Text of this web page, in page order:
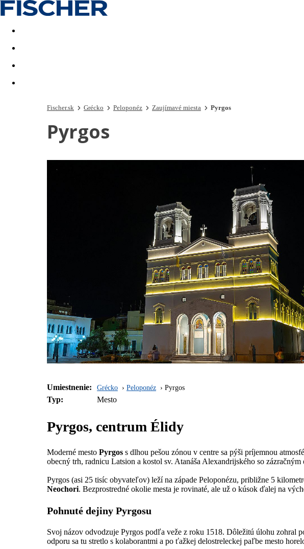
Last minute Dovolenkové kluby
Fischer.sk Grécko Peloponéz Zaujímavé miesta Pyrgos
Pyrgos
Umiestnenie: Grécko Peloponéz Pyrgos
Typ: Mesto
Pyrgos, centrum Élidy
Moderné mesto Pyrgos s dlhou pešou zónou v centre sa pýši príjemnou
obecný trh, radnicu Latsion a kostol sv. Atanáša Alexandrijského so
Pyrgos (asi 25 tisíc obyvateľov) leží na západe Peloponézu, približne 5
Neochori. Bezprostredné okolie mesta je rovinaté, ale už o kúsok ďalej na
Pohnuté dejiny Pyrgosu
Svoj názov odvodzuje Pyrgos podľa veže z roku 1518. Dôležitú úlohu zohral
odporu sa tu stretlo s kolaborantmi a po ťažkej delostreleckej paľbe mesto